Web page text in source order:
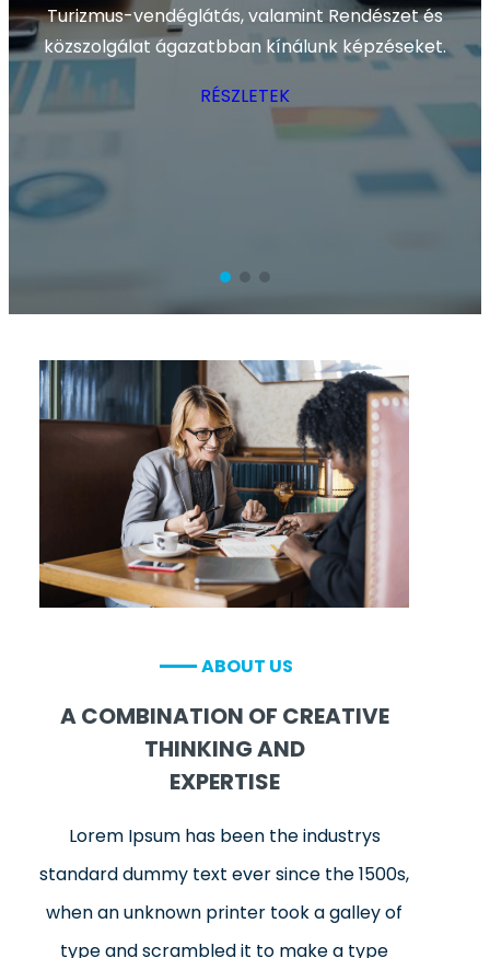
Turizmus-vendéglátás, valamint Rendészet és
közszolgálat ágazatbban kínálunk képzéseket.
RÉSZLETEK
ABOUT US
A COMBINATION OF CREATIVE
THINKING AND
EXPERTISE
Lorem Ipsum has been the industrys
standard dummy text ever since the 1500s,
when an unknown printer took a galley of
type and scrambled it to make a type